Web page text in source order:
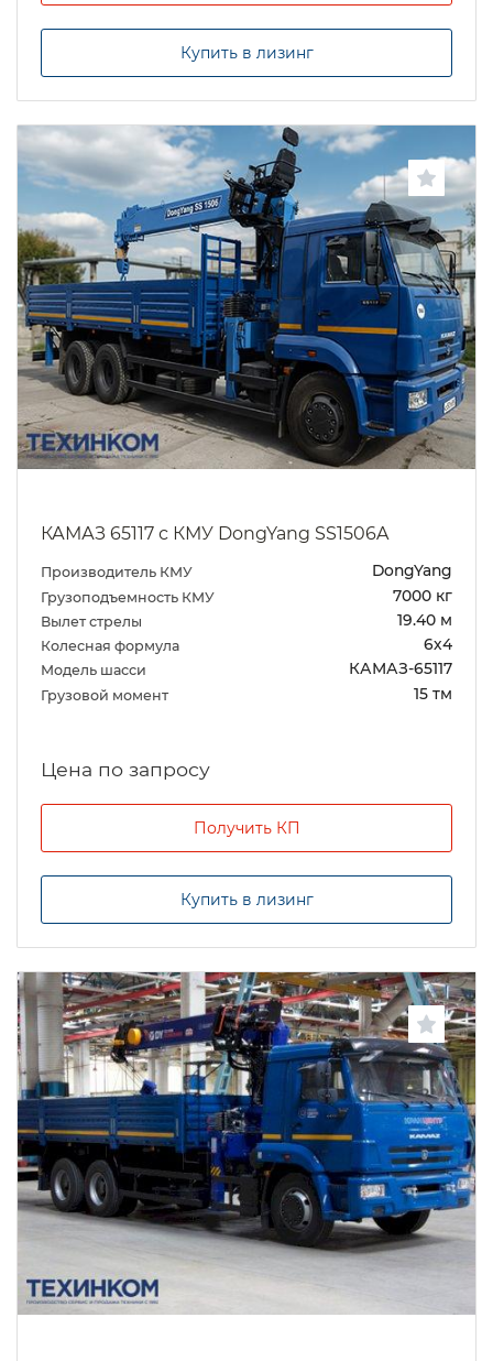
Купить в лизинг
КАМАЗ 65117 с КМУ DongYang SS1506A
Производитель КМУ DongYang
Грузоподъемность КМУ 7000 кг
Вылет стрелы 19.40 м
Колесная формула 6х4
Модель шасси КАМАЗ-65117
Грузовой момент 15 тм
Цена по запросу
Получить КП
Купить в лизинг